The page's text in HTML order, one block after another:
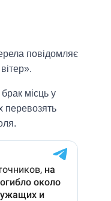
повідомляє
місць у
перевозять